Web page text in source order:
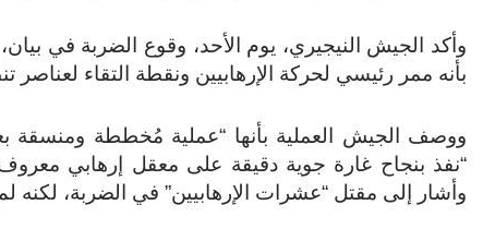
وأكد الجيش النيجيري، يوم الأحد، وقوع الضربة في
بأنه ممر رئيسي لحركة الإرهابيين ونقطة التقاء لعناصر
ووصف الجيش العملية بأنها “عملية مُخططة ومنسقة
“نفذ بنجاح غارة جوية دقيقة على معقل إرهابي
وأشار إلى مقتل “عشرات الإرهابيين” في الضربة، لكنه